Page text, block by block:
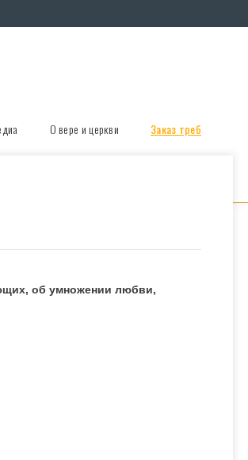
О вере и церкви Заказ треб
об умножении любви,